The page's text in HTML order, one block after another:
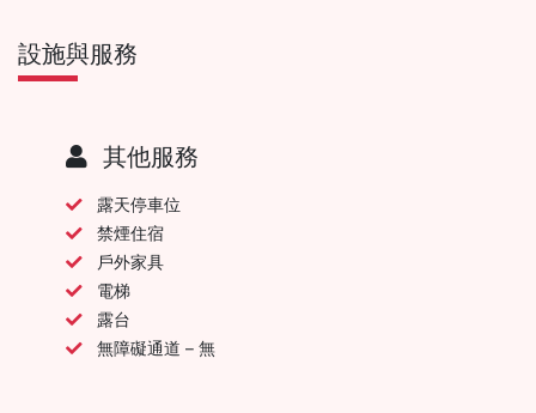
設施與服務
其他服務
露天停車位
禁煙住宿
戶外家具
電梯
露台
無障礙通道 – 無